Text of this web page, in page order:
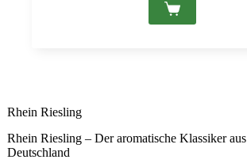
Rhein Riesling
Rhein Riesling – Der aromatische Klassiker aus
Deutschland